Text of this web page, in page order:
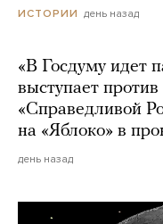
ИСТОРИИ день назад
«В Госдуму идет
выступает
«Справедливой
на «Яблоко» в
день назад